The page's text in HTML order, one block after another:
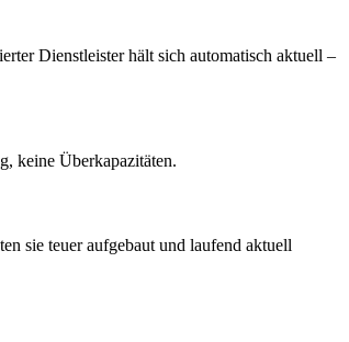
Dienstleister hält sich automatisch aktuell –
keine Überkapazitäten.
sie teuer aufgebaut und laufend aktuell